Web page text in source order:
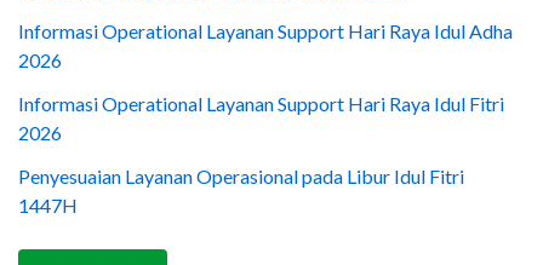
Informasi Operational Layanan Support Hari Raya Idul Adha
2026
Informasi Operational Layanan Support Hari Raya Idul Fitri
2026
Penyesuaian Layanan Operasional pada Libur Idul Fitri
1447H